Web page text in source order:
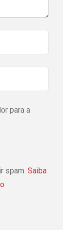
para a
spam. Saiba